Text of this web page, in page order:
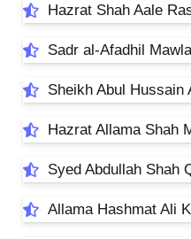
Hazrat Shah Aale
Sheikh Abul Hussain
Hazrat Allama Shah
Syed Abdullah Shah
Allama Hashmat Ali